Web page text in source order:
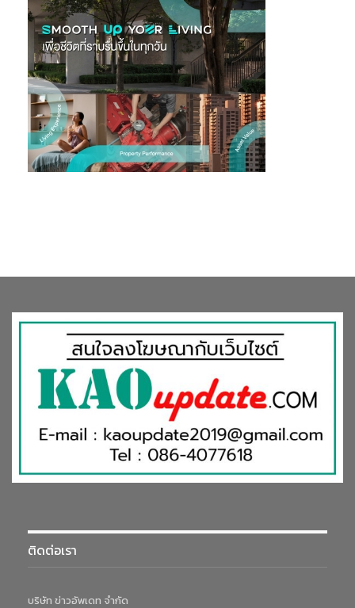
ติดต่อเรา
บริษัท ข่าวอัพเดท จำกัด